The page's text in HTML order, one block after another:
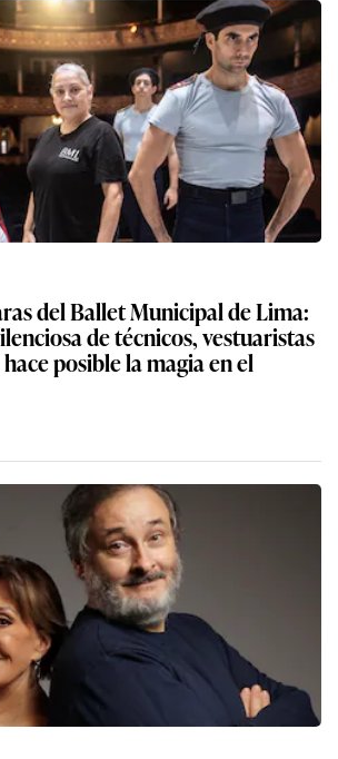
del Ballet Municipal de Lima:
de técnicos, vestuaristas
posible la magia en el